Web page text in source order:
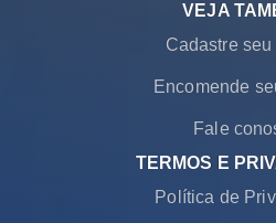
VEJA
Cadastre seu
Encomende
Fale
TERMOS E
Política de